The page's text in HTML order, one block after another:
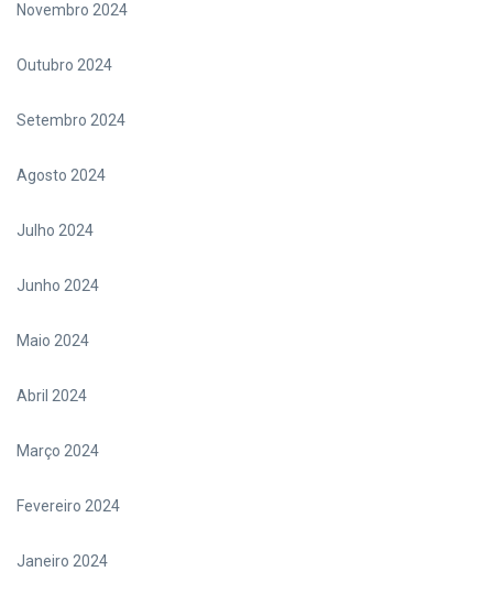
Novembro 2024
Outubro 2024
Setembro 2024
Agosto 2024
Julho 2024
Junho 2024
Maio 2024
Abril 2024
Março 2024
Fevereiro 2024
Janeiro 2024